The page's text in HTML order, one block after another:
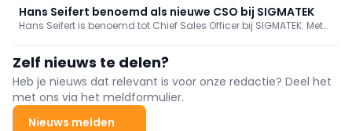
niet. Kosten- en personeelstekort drukken op efficiëntie; AI-gebruik
groeit, strategische toepassing hinkt achterop.
Hans Seifert benoemd als nieuwe CSO bij SIGMATEK
Hans Seifert is benoemd tot Chief Sales Officer bij SIGMATEK. Met
automatiseringsspecialist versnellen.
Zelf nieuws te delen?
Heb je nieuws dat relevant is voor onze redactie? Deel het
met ons via het meldformulier.
Nieuws melden